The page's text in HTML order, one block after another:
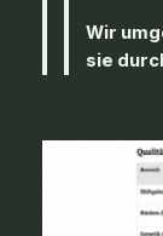
Wir
sie